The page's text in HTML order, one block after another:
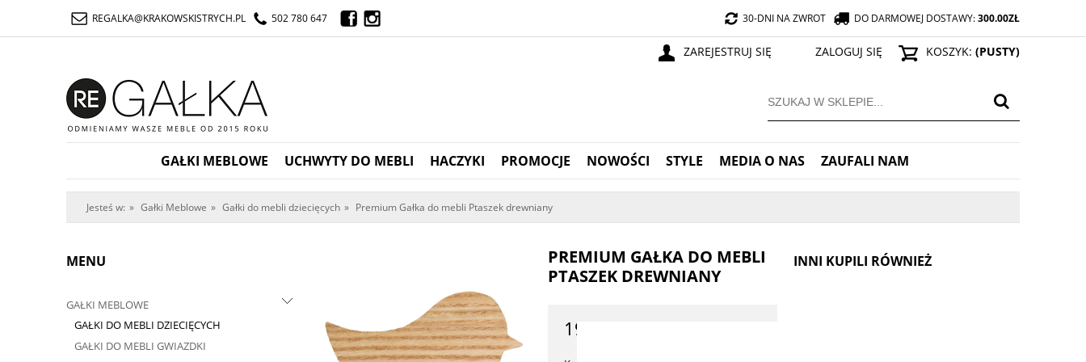
REGALKA@KRAKOWSKISTRYCH.PL 502 780 647 30-DNI NA ZWROT DO DARMOWEJ DOSTAWY:300.00ZŁ
ZAREJESTRUJ SIĘ ZALOGUJ SIĘ KOSZYK: (PUSTY)
GAŁKI MEBLOWE UCHWYTY DO MEBLI HACZYKI PROMOCJE NOWOŚCI STYLE MEDIA O NAS ZAUFALI NAM
Jesteś w: » Gałki Meblowe » Gałki do mebli dziecięcych » Premium Gałka do mebli Ptaszek drewniany
MENU
GAŁKI MEBLOWE
GAŁKI DO MEBLI DZIECIĘCYCH
GAŁKI DO MEBLI GWIAZDKI
PREMIUM GAŁKA DO MEBLI
PTASZEK DREWNIANY
19,90 zł
INNI KUPILI RÓWNIEŻ